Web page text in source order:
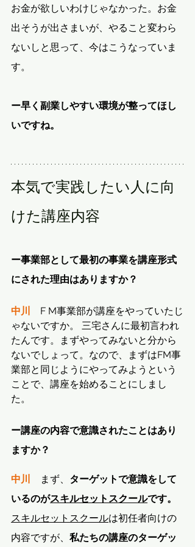
お金が欲しいわけじゃなかった。お金
出そうが出さまいが、やること変わら
ないしと思って、今はこうなっていま
す。
ー早く副業しやすい環境が整ってほし
いですね。
本気で実践したい人に向
けた講座内容
ー事業部として最初の事業を講座形式
にされた理由はありますか？
中川
F M事業部が講座をやっていたじ
ゃないですか。 三宅さんに最初言われ
たんです。まずやってみないと分から
ないでしょって。なので、まずはFM事
業部と同じようにやってみようという
ことで、講座を始めることにしまし
た。
ー講座の内容で意識されたことはあり
ますか？
中川 まず、 ターゲットで意識をして
いるのがスキルセットスクールです。
スキルセットスクールは初任者向けの
内容ですが、 私たちの講座のターゲッ